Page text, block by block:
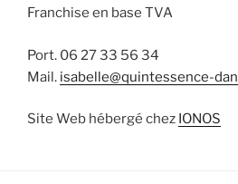
Franchise en base TVA
Port. 06 27 33 56 34
Mail. isabelle@quintessence-
Site Web hébergé chez IONOS